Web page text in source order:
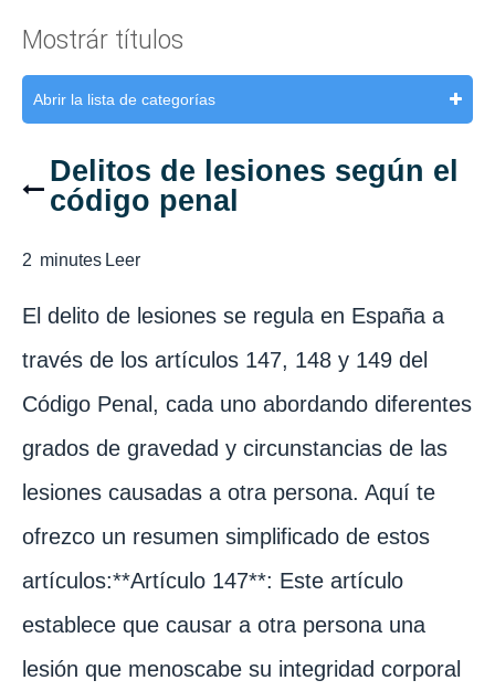
Mostrár títulos
Abrir la lista de categorías
Delitos de lesiones según el
código penal
2 minutes Leer
El delito de lesiones se regula en España a
través de los artículos 147, 148 y 149 del
Código Penal, cada uno abordando diferentes
grados de gravedad y circunstancias de las
lesiones causadas a otra persona. Aquí te
ofrezco un resumen simplificado de estos
artículos:**Artículo 147**: Este artículo
establece que causar a otra persona una
lesión que menoscabe su integridad corporal